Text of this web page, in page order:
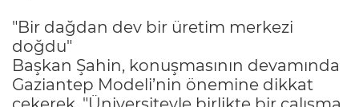
"Bir dağdan dev bir üretim merkezi
doğdu"
Başkan Şahin, konuşmasının devamında
Gaziantep Modeli’nin önemine dikkat